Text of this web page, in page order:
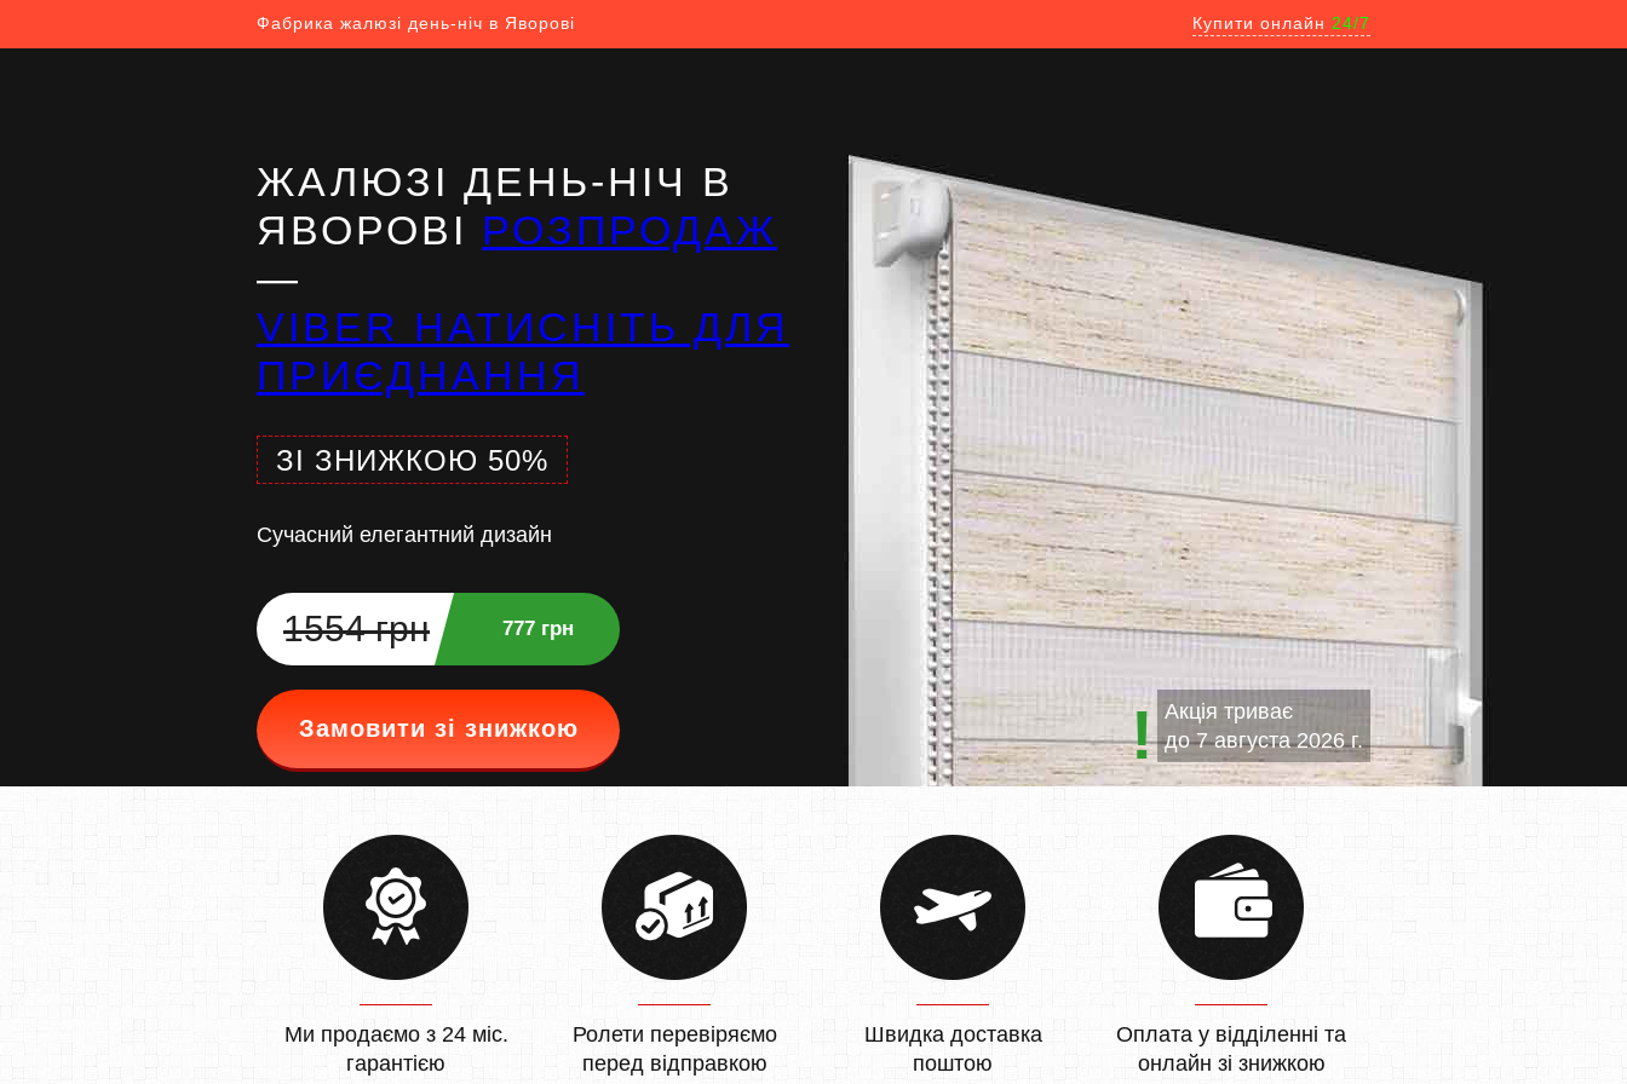
Фабрика жалюзі день-ніч в Яворові Купити онлайн 24/7
ЖАЛЮЗІ ДЕНЬ-НІЧ В
ЯВОРОВІ РОЗПРОДАЖ
—
VIBER НАТИСНІТЬ ДЛЯ
ПРИЄДНАННЯ
ЗІ ЗНИЖКОЮ 50%
Сучасний елегантний дизайн
1554 грн 777 грн
Замовити зі знижкою
Акція триває
до7 августа 2026 г.
Ми продаємо з 24 міс.
гарантією
Ролети перевіряємо
перед відправкою
Швидка доставка
поштою
Оплата у відділенні та
онлайн зі знижкою